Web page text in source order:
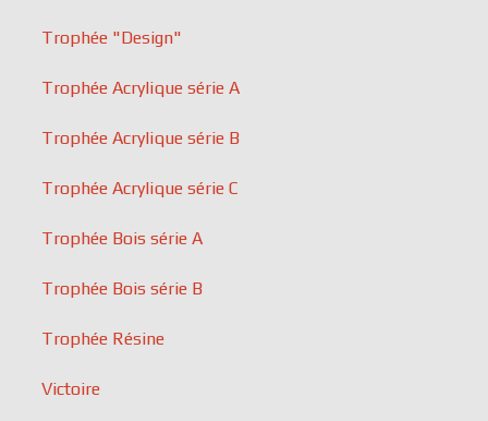
Trophée "Design"
Trophée Acrylique série A
Trophée Acrylique série B
Trophée Acrylique série C
Trophée Bois série A
Trophée Bois série B
Trophée Résine
Victoire